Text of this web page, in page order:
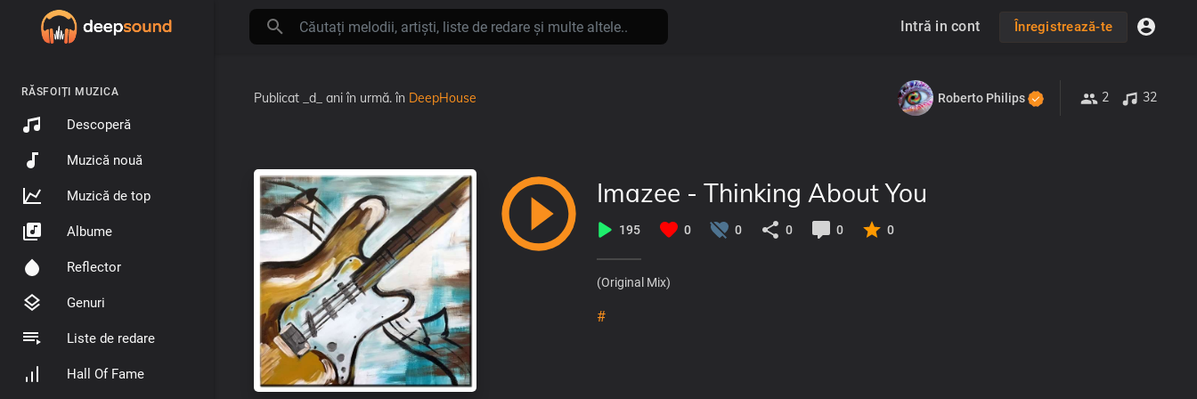
RĂSFOIȚI MUZICA
Descoperă
Muzică nouă
Muzică de top
Albume
Reflector
Genuri
Liste de redare
Hall Of Fame
Intră in cont Înregistrează-te
Publicat _d_ ani în urmă. în DeepHouse Roberto Philips 2 32
Imazee - Thinking About You
195 0 0 0 0 0
(Original Mix)
#